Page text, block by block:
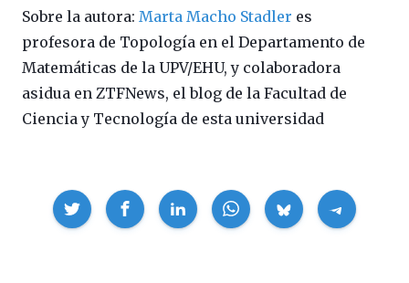
Sobre la autora: Marta Macho Stadler es
profesora de Topología en el Departamento de
Matemáticas de la UPV/EHU, y colaboradora
asidua en ZTFNews, el blog de la Facultad de
Ciencia y Tecnología de esta universidad
Compartir